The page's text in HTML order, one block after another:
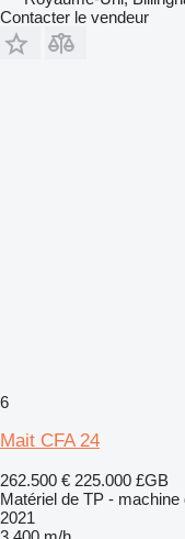
Contacter le vendeur
6
Mait CFA 24
262.500 € 225.000 £GB
Matériel de TP - machine
2021